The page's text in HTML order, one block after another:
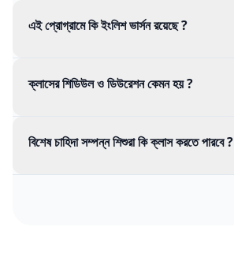
এই প্রোগ্রামে কি ইংলিশ ভার্সন রয়েছে ?
ক্লাসের শিডিউল ও ডিউরেশন কেমন হয় ?
বিশেষ চাহিদা সম্পন্ন শিশুরা কি ক্লাস করতে পারবে ?